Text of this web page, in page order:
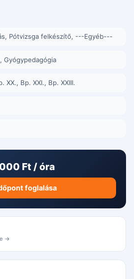
, Pótvizsga felkészítő, ---Egyéb---
, Gyógypedagógia
XX., Bp. XXI., Bp. XXIII.
Ft / óra
foglalása
→